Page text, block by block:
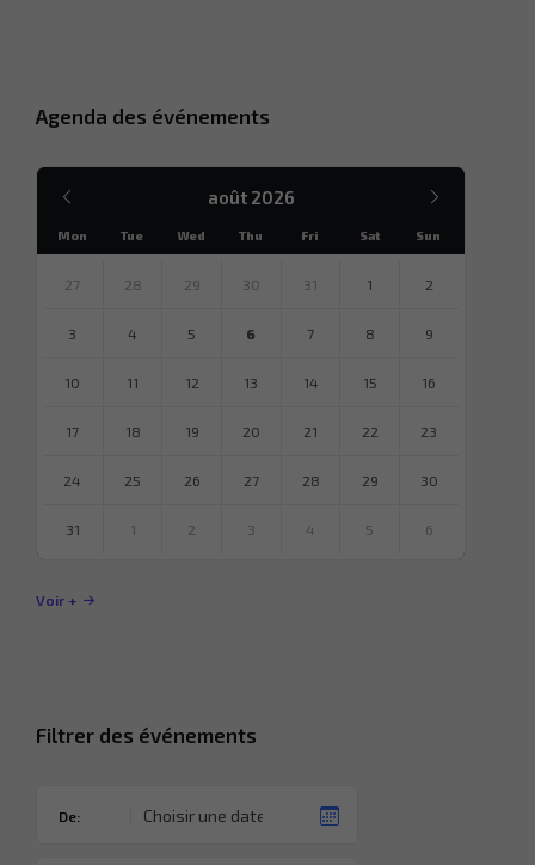
Agenda des événements
août 2026
précédent
Mon Tue Wed Thu Fri Sat Sun
27 28 29 30 31 1 2
3 4 5 6 7 8 9
10 11 12 13 14 15 16
17 18 19 20 21 22 23
24 25 26 27 28 29 30
31 1 2 3 4 5 6
l’agenda
Voir +
Filtrer des événements
De: